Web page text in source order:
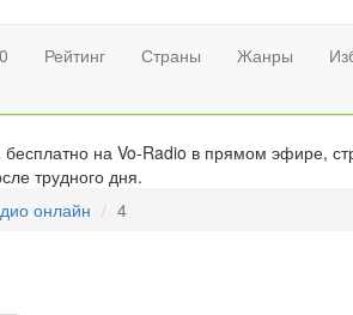
Рейтинг Страны Жанры
на Vo-Radio в прямом эфире,
трудного дня.
онлайн 4